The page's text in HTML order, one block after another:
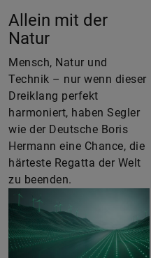
Allein mit der
Natur
Mensch, Natur und
Technik – nur wenn dieser
Dreiklang perfekt
harmoniert, haben Segler
wie der Deutsche Boris
Hermann eine Chance, die
härteste Regatta der Welt
zu beenden.